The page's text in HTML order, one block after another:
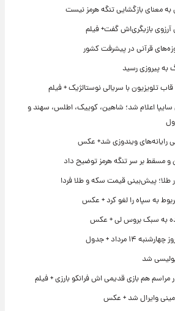
معنای بازگشایی تنگه هرمز نیست
آرزوی بازیگری‌اش گفت+ فیلم
قرآنی در پیشرفت کشور
به پیروزی رسید
تلویزیون با سریالی نوستالژیک + فیلم
اعلام شد؛ شاهین، کوییک، اطلس، سهند و
رایانه‌های ویندوزی شد+ عکس
و مسقط بر سر تنگه هرمز توضیح داد
طلا؛ پیش‌بینی قیمت سکه و طلا فردا
به سپاه را لغو کرد + عکس
به سبک بروس لی + عکس
۱۴ مرداد + جدول
شد
مراسم هم بازی قدیمی اش فرانکو بارزی + فیلم
وایرال شد + عکس